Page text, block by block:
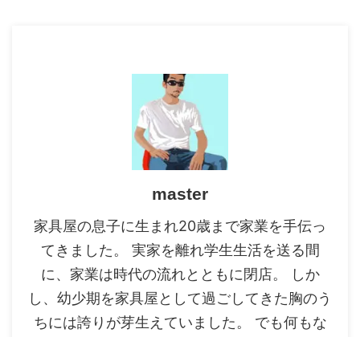
master
家具屋の息子に生まれ20歳まで家業を手伝っ
てきました。 実家を離れ学生生活を送る間
に、家業は時代の流れとともに閉店。 しか
し、幼少期を家具屋として過ごしてきた胸のう
ちには誇りが芽生えていました。 でも何もな